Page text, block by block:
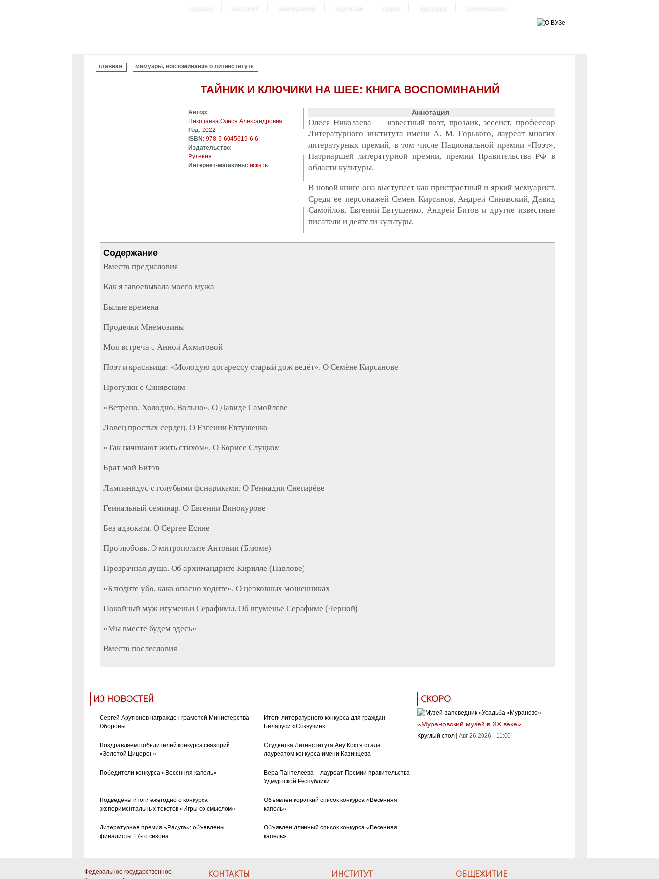
главная институт абитуриенту обучение наука культура деятельность
ВЫ ЗДЕСЬ
главная мемуары, воспоминания о литинституте
ТАЙНИК И КЛЮЧИКИ НА ШЕЕ: КНИГА ВОСПОМИНАНИЙ
Автор:
Николаева Олеся Александровна
Год:2022
ISBN:978-5-6045619-6-6
Издательство:
Рутения
Интернет-магазины:искать
Аннотация
Олеся Николаева — известный поэт, прозаик, эссеист, профессор
Литературного института имени А. М. Горького, лауреат многих
литературных премий, в том числе Национальной премии «Поэт»,
Патриаршей литературной премии, премии Правительства РФ в
области культуры.
В новой книге она выступает как пристрастный и яркий мемуарист.
Среди ее персонажей Семен Кирсанов, Андрей Синявский, Давид
Самойлов, Евгений Евтушенко, Андрей Битов и другие известные
писатели и деятели культуры.
Содержание
Вместо предисловия
Как я завоевывала моего мужа
Былые времена
Проделки Мнемозины
Моя встреча с Анной Ахматовой
Поэт и красавица: «Молодую догарессу старый дож ведёт». О Семёне Кирсанове
Прогулки с Синявским
«Ветрено. Холодно. Вольно». О Давиде Самойлове
Ловец простых сердец. О Евгении Евтушенко
«Так начинают жить стихом». О Борисе Слуцком
Брат мой Битов
Лампанидус с голубыми фонариками. О Геннадии Снегирёве
Гениальный семинар. О Евгении Винокурове
Без адвоката. О Сергее Есине
Про любовь. О митрополите Антонии (Блюме)
Прозрачная душа. Об архимандрите Кирилле (Павлове)
«Блюдите убо, како опасно ходите». О церковных мошенниках
Покойный муж игуменьи Серафимы. Об игуменье Серафиме (Черной)
«Мы вместе будем здесь»
Вместо послесловия
ИЗ НОВОСТЕЙ
Сергей Арутюнов награжден грамотой Министерства
Обороны
Итоги литературного конкурса для граждан
Беларуси «Созвучие»
Поздравляем победителей конкурса свазорий
«Золотой Цицерон»
Студентка Литинститута Ану Костя стала
лауреатом конкурса имени Казинцева
Победители конкурса «Весенняя капель»
Вера Пантелеева – лауреат Премии правительства
Удмуртской Республики
Подведены итоги ежегодного конкурса
экспериментальных текстов «Игры со смыслом»
Объявлен короткий список конкурса «Весенняя
капель»
Литературная премия «Радуга»: объявлены
финалисты 17-го сезона
Объявлен длинный список конкурса «Весенняя
капель»
СКОРО
«Мурановский музей в XX веке»
Круглый стол Авг 26 2026 - 11:00
Федеральное государственное
КОНТАКТЫ ИНСТИТУТ ОБЩЕЖИТИЕ